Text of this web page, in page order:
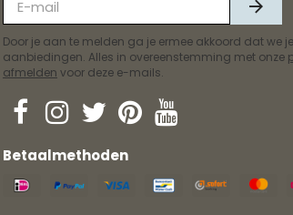
Door je aan te melden ga je ermee akkoord dat we
aanbiedingen. Alles in overeenstemming met onze
afmelden voor deze e-mails.
Betaalmethoden